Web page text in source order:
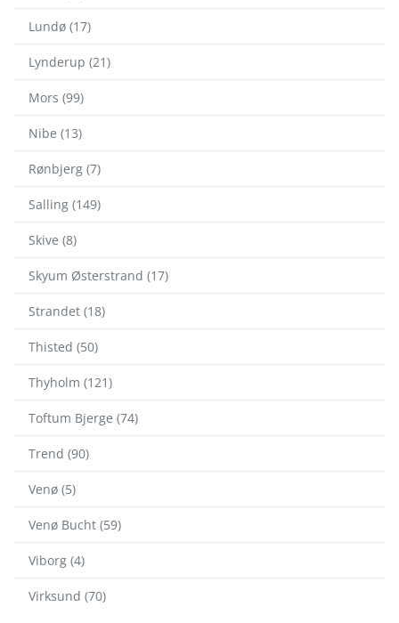
Lundø (17)
Lynderup (21)
Mors (99)
Nibe (13)
Rønbjerg (7)
Salling (149)
Skive (8)
Skyum Østerstrand (17)
Strandet (18)
Thisted (50)
Thyholm (121)
Toftum Bjerge (74)
Trend (90)
Venø (5)
Venø Bucht (59)
Viborg (4)
Virksund (70)